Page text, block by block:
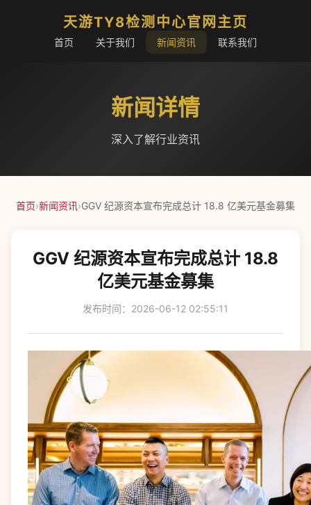
天游TY8检测中心官网主页
首页 关于我们 新闻资讯 联系我们
新闻详情
深入了解行业资讯
首页›新闻资讯›GGV 纪源资本宣布完成总计 18.8 亿美元基金募集
GGV 纪源资本宣布完成总计 18.8
亿美元基金募集
发布时间：2026-06-12 02:55:11